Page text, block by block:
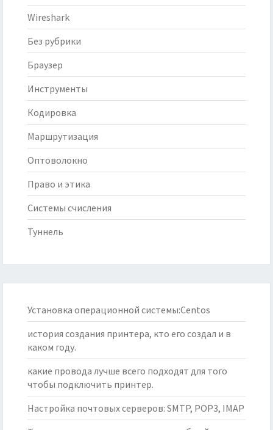
Wireshark
Без рубрики
Браузер
Инструменты
Кодировка
Маршрутизация
Оптоволокно
Право и этика
Системы счисления
Туннель
Установка операционной системы:Centos
история создания принтера, кто его создал и в
каком году.
какие провода лучше всего подходят для того
чтобы подключить принтер.
Настройка почтовых серверов: SMTP, POP3, IMAP